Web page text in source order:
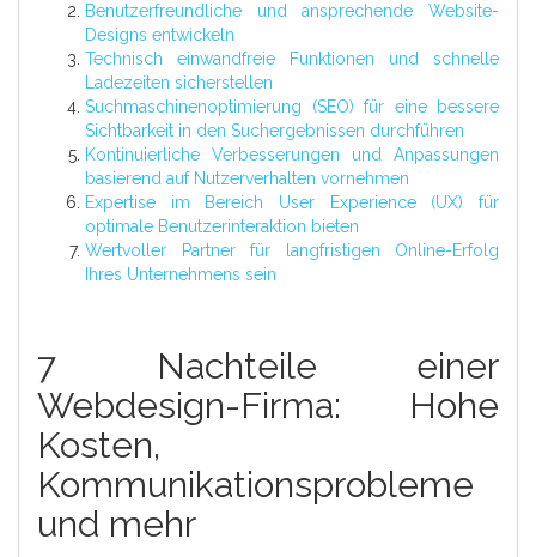
Benutzerfreundliche und ansprechende Website-
Designs entwickeln
Technisch einwandfreie Funktionen und schnelle
Ladezeiten sicherstellen
Suchmaschinenoptimierung (SEO) für eine bessere
Sichtbarkeit in den Suchergebnissen durchführen
Kontinuierliche Verbesserungen und Anpassungen
basierend auf Nutzerverhalten vornehmen
Expertise im Bereich User Experience (UX) für
optimale Benutzerinteraktion bieten
Wertvoller Partner für langfristigen Online-Erfolg
Ihres Unternehmens sein
7 Nachteile einer
Webdesign-Firma: Hohe
Kosten,
Kommunikationsprobleme
und mehr